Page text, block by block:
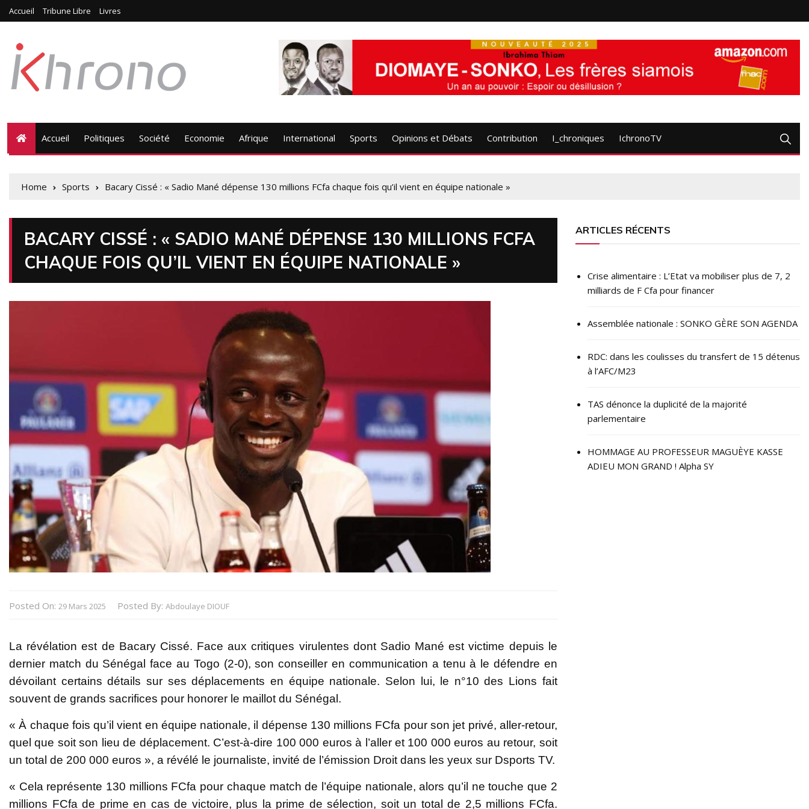
Accueil Tribune Libre Livres
Accueil Politiques Société Economie Afrique International Sports Opinions et Débats Contribution I_chroniques IchronoTV
Home Sports Bacary Cissé : « Sadio Mané dépense 130 millions FCfa chaque fois qu’il vient en équipe nationale »
BACARY CISSÉ : « SADIO MANÉ DÉPENSE 130 MILLIONS FCFA
CHAQUE FOIS QU’IL VIENT EN ÉQUIPE NATIONALE »
Posted On: 29 Mars 2025 Posted By: Abdoulaye DIOUF
La révélation est de Bacary Cissé. Face aux critiques virulentes dont Sadio Mané est victime depuis le
dernier match du Sénégal face au Togo (2-0), son conseiller en communication a tenu à le défendre en
dévoilant certains détails sur ses déplacements en équipe nationale. Selon lui, le n°10 des Lions fait
souvent de grands sacrifices pour honorer le maillot du Sénégal.
« À chaque fois qu’il vient en équipe nationale, il dépense 130 millions FCfa pour son jet privé, aller-retour,
quel que soit son lieu de déplacement. C’est-à-dire 100 000 euros à l’aller et 100 000 euros au retour, soit
un total de 200 000 euros », a révélé le journaliste, invité de l’émission Droit dans les yeux sur Dsports TV.
« Cela représente 130 millions FCfa pour chaque match de l’équipe nationale, alors qu’il ne touche que 2
millions FCfa de prime en cas de victoire, plus la prime de sélection, soit un total de 2,5 millions FCfa.
ARTICLES RÉCENTS
Crise alimentaire : L’Etat va mobiliser plus de 7, 2
milliards de F Cfa pour financer
Assemblée nationale : SONKO GÈRE SON AGENDA
RDC: dans les coulisses du transfert de 15 détenus
à l’AFC/M23
TAS dénonce la duplicité de la majorité
parlementaire
HOMMAGE AU PROFESSEUR MAGUÈYE KASSE
ADIEU MON GRAND ! Alpha SY